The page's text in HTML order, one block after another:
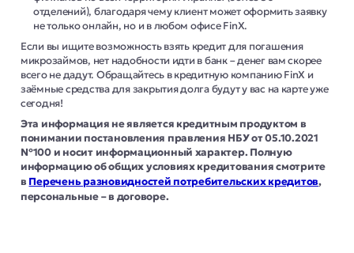
отделений), благодаря чему клиент может оформить заявку
не только онлайн, но и в любом офисе FinX.
Если вы ищите возможность взять кредит для погашения
микрозаймов, нет надобности идти в банк – денег вам скорее
всего не дадут. Обращайтесь в кредитную компанию FinX и
заёмные средства для закрытия долга будут у вас на карте уже
сегодня!
Эта информация не является кредитным продуктом в
понимании постановления правления НБУ от 05.10.2021
№100 и носит информационный характер. Полную
информацию об общих условиях кредитования смотрите
в Перечень разновидностей потребительских кредитов,
персональные – в договоре.